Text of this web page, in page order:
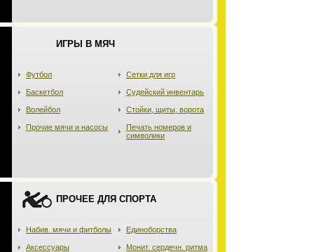
ИГРЫ В МЯЧ
Футбол
Баскетбол
Волейбол
Прочие мячи и насосы
Сетки для игр
Судейский инвентарь
Стойки, щиты, ворота
Печать номеров и
символики
ПРОЧЕЕ ДЛЯ СПОРТА
Набив. мячи и фитболы
Аксессуары
Единоборства
Монит. сердечн. ритма